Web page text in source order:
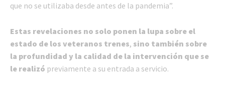
que no se utilizaba desde antes de la pandemia”.
Estas revelaciones no solo ponen la lupa sobre el
estado de los veteranos trenes, sino también sobre
la profundidad y la calidad de la intervención que se
le realizó previamente a su entrada a servicio.